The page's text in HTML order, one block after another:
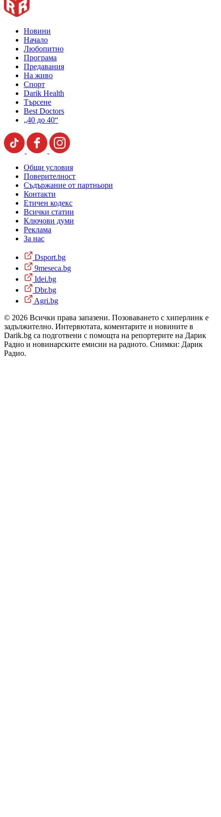
Новини
Начало
Любопитно
Програма
Предавания
На живо
Спорт
Darik Health
Търсене
Best Doctors
„40 до 40“
Общи условия
Поверителност
Съдържание от партньори
Контакти
Етичен кодекс
Всички статии
Ключови думи
Реклама
За нас
Dsport.bg
9meseca.bg
Idei.bg
Dbr.bg
Agri.bg
© 2026 Всички права запазени. Позоваването с хиперлинк е
задължително. Интервютата, коментарите и новините в
Darik.bg са подготвени с помощта на репортерите на Дарик
Радио и новинарските емисии на радиото. Снимки: Дарик
Радио.